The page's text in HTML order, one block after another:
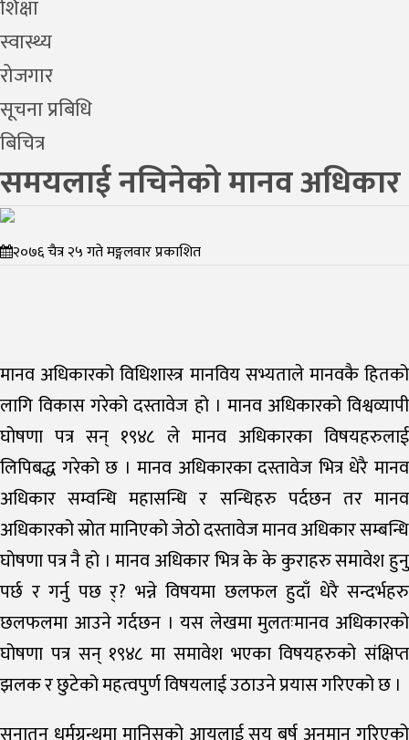
शिक्षा
स्वास्थ्य
रोजगार
सूचना प्रबिधि
बिचित्र
समयलाई नचिनेको मानव अधिकार
२०७६ चैत्र २५ गते मङ्गलवार प्रकाशित
मानव अधिकारको विधिशास्त्र मानविय सभ्यताले मानवकै हितको
लागि विकास गरेको दस्तावेज हो । मानव अधिकारको विश्वव्यापी
घोषणा पत्र सन् १९४८ ले मानव अधिकारका विषयहरुलाई
लिपिबद्ध गरेको छ । मानव अधिकारका दस्तावेज भित्र धेरै मानव
अधिकार सम्वन्धि महासन्धि र सन्धिहरु पर्दछन तर मानव
अधिकारको स्रोत मानिएको जेठो दस्तावेज मानव अधिकार सम्बन्धि
घोषणा पत्र नै हो । मानव अधिकार भित्र के के कुराहरु समावेश हुनु
पर्छ र गर्नु पछ र्? भन्ने विषयमा छलफल हुदाँ धेरै सन्दर्भहरु
छलफलमा आउने गर्दछन । यस लेखमा मुलतःमानव अधिकारको
घोषणा पत्र सन् १९४८ मा समावेश भएका विषयहरुको संक्षिप्त
झलक र छुटेको महत्वपुर्ण विषयलाई उठाउने प्रयास गरिएको छ ।